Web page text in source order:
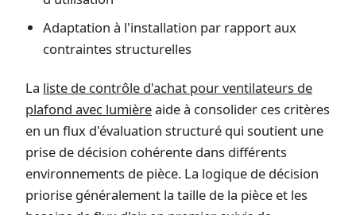
Adaptation à l'installation par rapport aux
contraintes structurelles
La liste de contrôle d'achat pour ventilateurs de
plafond avec lumièreaide à consolider ces critères
en un flux d'évaluation structuré qui soutient une
prise de décision cohérente dans différents
environnements de pièce. La logique de décision
priorise généralement la taille de la pièce et les